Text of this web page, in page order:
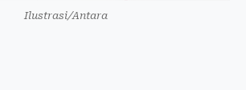
Ilustrasi/Antara